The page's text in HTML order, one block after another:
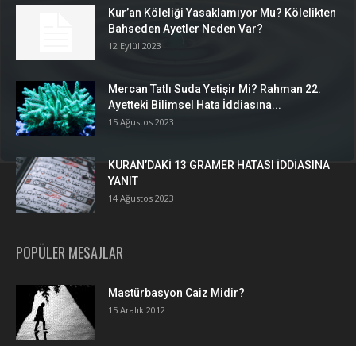
Kur’an Köleliği Yasaklamıyor Mu? Kölelikten
Bahseden Ayetler Neden Var?
12 Eylül 2023
Mercan Tatlı Suda Yetişir Mi? Rahman 22.
Ayetteki Bilimsel Hata İddiasına...
15 Ağustos 2023
KURAN’DAKİ 13 GRAMER HATASI İDDİASINA
YANIT
14 Ağustos 2023
POPÜLER MESAJLAR
Mastürbasyon Caiz Midir?
15 Aralık 2012